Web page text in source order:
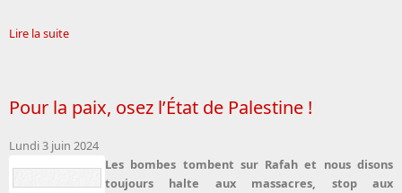
Lire la suite
Pour la paix, osez l’État de Palestine !
Lundi 3 juin 2024
Les bombes tombent sur Rafah et nous disons
toujours halte aux massacres, stop aux